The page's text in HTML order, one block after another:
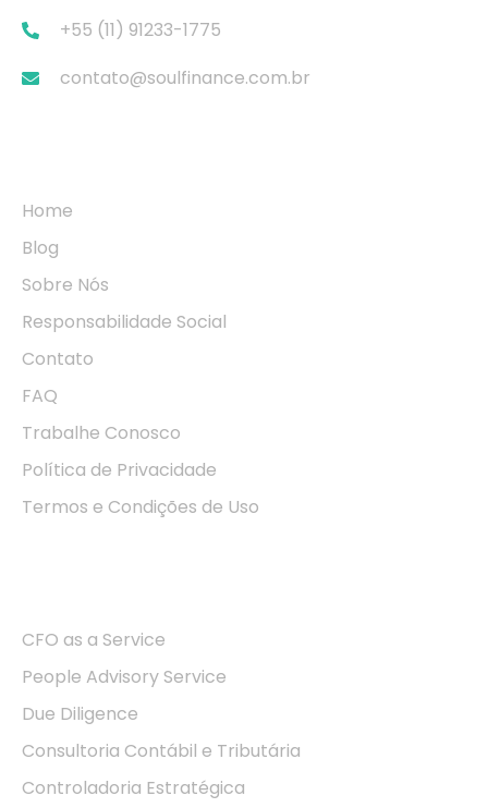
+55 (11) 91233-1775
contato@soulfinance.com.br
Home
Blog
Sobre Nós
Responsabilidade Social
Contato
FAQ
Trabalhe Conosco
Política de Privacidade
Termos e Condições de Uso
CFO as a Service
People Advisory Service
Due Diligence
Consultoria Contábil e Tributária
Controladoria Estratégica